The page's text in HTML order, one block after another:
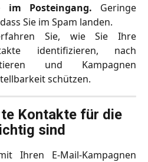
Posteingang. Geringe
Sie im Spam landen.
Sie, wie Sie Ihre
identifizieren, nach
und Kampagnen
schützen.
Kontakte für die
sind
Ihren E-Mail-Kampagnen